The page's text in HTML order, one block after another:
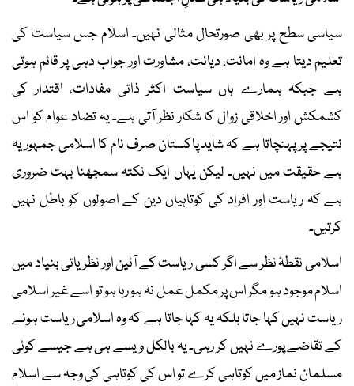
سیاسی سطح پر بھی صورتحال مثالی نہیں۔ اسلام جس سیاست کی
تعلیم دیتا ہے وہ امانت، دیانت، مشاورت اور جواب دہی پر قائم ہوتی
ہے جبکہ ہمارے ہاں سیاست اکثر ذاتی مفادات، اقتدار کی
کشمکش اور اخلاقی زوال کا شکار نظر آتی ہے۔ یہ تضاد عوام کو اس
نتیجے پر پہنچاتا ہے کہ شاید پاکستان صرف نام کا اسلامی جمہوریہ
ہے حقیقت میں نہیں۔ لیکن یہاں ایک نکتہ سمجھنا بہت ضروری
ہے کہ ریاست اور افراد کی کوتاہیاں دین کے اصولوں کو باطل نہیں
کرتیں۔
اسلامی نقطۂ نظر سے اگر کسی ریاست کے آئین اور نظریاتی بنیاد میں
اسلام موجود ہو مگر اس پر مکمل عمل نہ ہو رہا ہو تو اسے غیر اسلامی
ریاست نہیں کہا جاتا بلکہ یہ کہا جاتا ہے کہ وہ اسلامی ریاست ہونے
کے تقاضے پورے نہیں کر رہی۔ یہ بالکل ویسے ہی ہے جیسے کوئی
مسلمان نماز میں کوتاہی کرے تو اس کی کوتاہی کی وجہ سے اسلام